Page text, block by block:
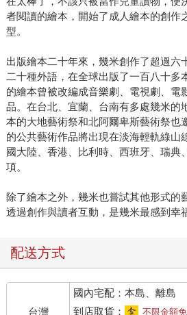
者閱讀的繪本，開始了成人繪本的創作
型。
出版繪本二十年來，幾米創作了超過六
二十種外語，在全球出版了一百八十多
的繪本曾被改編成音樂劇、電視劇、電
品。在台北、宜蘭、台南有多處幾米的
本的大地藝術祭和北阿爾卑斯藝術祭也
的公共藝術作品將出現在淡海輕軌綠山
國大陸、香港、比利時、西班牙、瑞典
項。
除了繪本之外，幾米也嘗試其他形式的
透過創作與讀者互動，是幾米最感到幸
配送方式
台灣
國內宅配：本島、離島
到店取貨：
不限金額